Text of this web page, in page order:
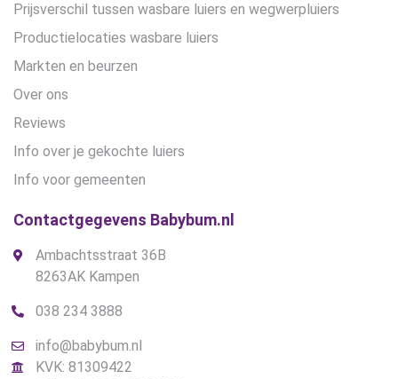
Prijsverschil tussen wasbare luiers en wegwerpluiers
Productielocaties wasbare luiers
Markten en beurzen
Over ons
Reviews
Info over je gekochte luiers
Info voor gemeenten
Contactgegevens Babybum.nl
Ambachtsstraat 36B
8263AK Kampen
038 234 3888
info@babybum.nl
KVK: 81309422